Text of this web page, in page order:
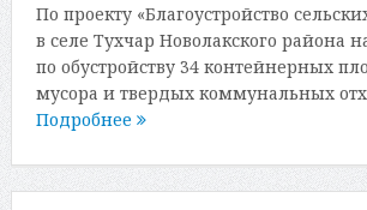
По проекту «Благоустройство
в селе Тухчар Новолакского района
по обустройству 34 контейнерных
мусора и твердых коммунальных
Подробнее